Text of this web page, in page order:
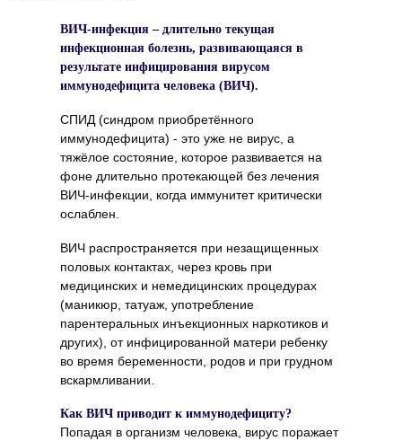
ВИЧ-инфекция – длительно текущая
инфекционная болезнь, развивающаяся в
результате инфицирования вирусом
иммунодефицита человека (ВИЧ).
СПИД (синдром приобретённого
иммунодефицита) - это уже не вирус, а
тяжёлое состояние, которое развивается на
фоне длительно протекающей без лечения
ВИЧ-инфекции, когда иммунитет критически
ослаблен.
ВИЧ распространяется при незащищенных
половых контактах, через кровь при
медицинских и немедицинских процедурах
(маникюр, татуаж, употребление
парентеральных инъекционных наркотиков и
других), от инфицированной матери ребенку
во время беременности, родов и при грудном
вскармливании.
Как ВИЧ приводит к иммунодефициту?
Попадая в организм человека, вирус поражает